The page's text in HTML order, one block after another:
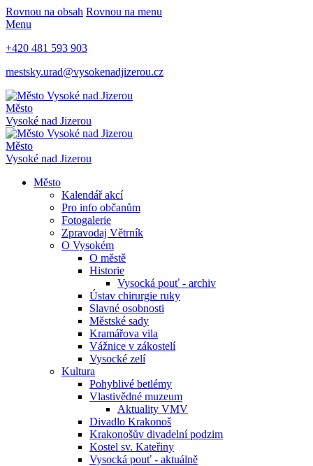
Rovnou na obsah Rovnou na menu
Menu
+420 481 593 903
mestsky.urad@vysokenadjizerou.cz
Město
Vysoké nad Jizerou
Město
Vysoké nad Jizerou
Město
Kalendář akcí
Pro info občanům
Fotogalerie
Zpravodaj Větrník
O Vysokém
O městě
Historie
Vysocká pouť - archiv
Ústav chirurgie ruky
Slavné osobnosti
Městské sady
Kramářova vila
Vážnice v zákostelí
Vysocké zelí
Kultura
Pohyblivé betlémy
Vlastivědné muzeum
Aktuality VMV
Divadlo Krakonoš
Krakonošův divadelní podzim
Kostel sv. Kateřiny
Vysocká pouť - aktuálně